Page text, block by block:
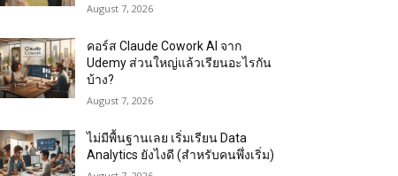
August 7, 2026
คอร์ส Claude Cowork AI จาก
Udemy ส่วนใหญ่แล้วเรียนอะไรกัน
บ้าง?
August 7, 2026
ไม่มีพื้นฐานเลย เริ่มเรียน Data
Analytics ยังไงดี (สำหรับคนพึ่งเริ่ม)